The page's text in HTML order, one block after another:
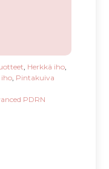
Herkkä iho,
, Pintakuiva
PDRN